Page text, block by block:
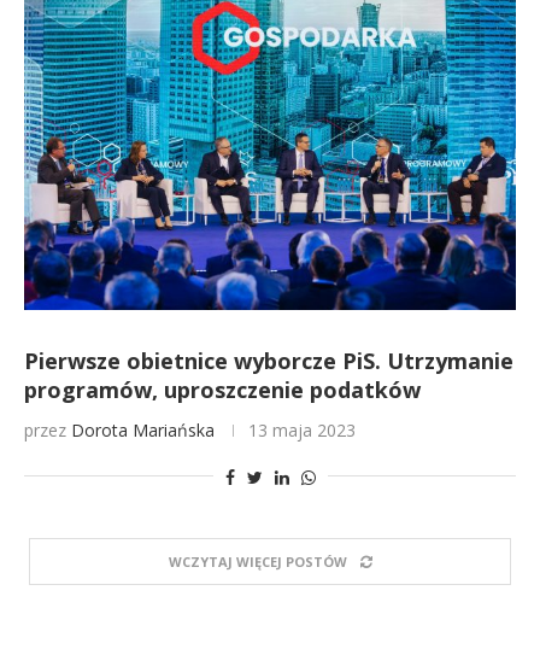
Pierwsze obietnice wyborcze PiS. Utrzymanie
programów, uproszczenie podatków
przez Dorota Mariańska 13 maja 2023
WCZYTAJ WIĘCEJ POSTÓW